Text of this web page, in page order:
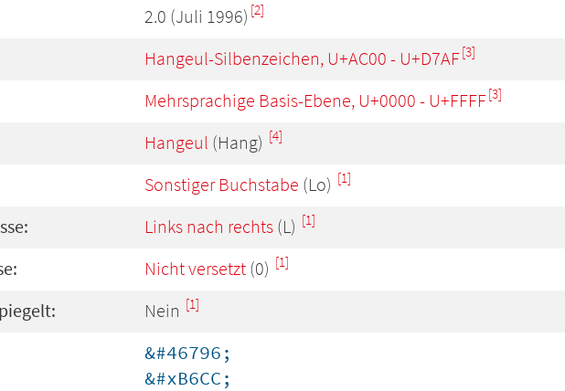
2.0 (Juli 1996) [2]
Hangeul-Silbenzeichen, U+AC00 - U+D7AF[3]
Mehrsprachige Basis-Ebene, U+0000 - U+FFFF[3]
Hangeul (Hang) [4]
Sonstiger Buchstabe (Lo) [1]
Links nach rechts (L) [1]
Nicht versetzt (0) [1]
Nein [1]
&#46796;
&#xB6CC;